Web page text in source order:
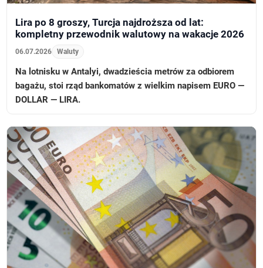
Lira po 8 groszy, Turcja najdroższa od lat:
kompletny przewodnik walutowy na wakacje 2026
06.07.2026 Waluty
Na lotnisku w Antalyi, dwadzieścia metrów za odbiorem
bagażu, stoi rząd bankomatów z wielkim napisem EURO —
DOLLAR — LIRA.